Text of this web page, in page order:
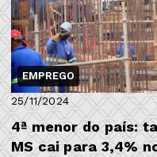
EMPREGO
25/11/2024
4ª menor do país:
MS cai para 3,4%